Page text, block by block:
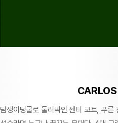
담쟁이덩굴로 둘러싸인 센터 코트, 푸